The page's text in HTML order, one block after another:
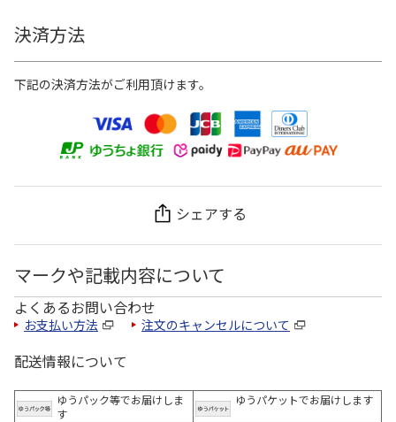
決済方法
下記の決済方法がご利用頂けます。
シェアする
マークや記載内容について
よくあるお問い合わせ
お支払い方法 注文のキャンセルについて
配送情報について
ゆうパック等でお届けしま
す
ゆうパケットでお届けします